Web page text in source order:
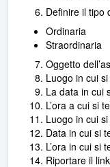
Definire il tipo
Ordinaria
Straordinaria
Oggetto
Luogo in cui
La data in cui
L’ora a cui si
Luogo in cui
Data in cui si
L’ora in cui si
Riportare il